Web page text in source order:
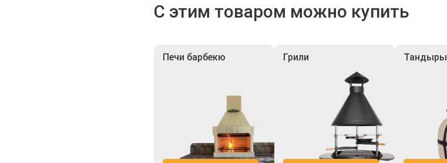
С этим товаром можно купить
Печи барбекю Грили Тандыры